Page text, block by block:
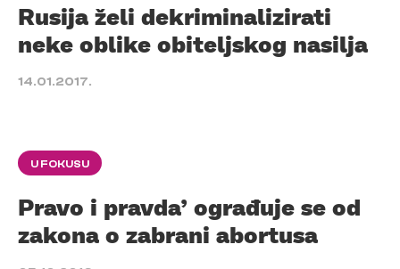
Rusija želi dekriminalizirati
neke oblike obiteljskog nasilja
14.01.2017.
U FOKUSU
Pravo i pravda’ ograđuje se od
zakona o zabrani abortusa